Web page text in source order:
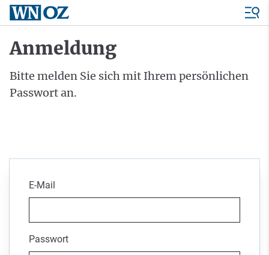
Anmeldung
Bitte melden Sie sich mit Ihrem persönlichen
Passwort an.
E-Mail
Passwort